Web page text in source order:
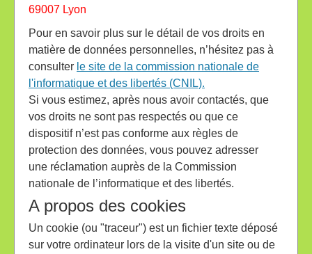
69007 Lyon
Pour en savoir plus sur le détail de vos droits en
matière de données personnelles, n’hésitez pas à
consulter le site de la commission nationale de
l'informatique et des libertés (CNIL).
Si vous estimez, après nous avoir contactés, que
vos droits ne sont pas respectés ou que ce
dispositif n’est pas conforme aux règles de
protection des données, vous pouvez adresser
une réclamation auprès de la Commission
nationale de l’informatique et des libertés.
A propos des cookies
Un cookie (ou "traceur") est un fichier texte déposé
sur votre ordinateur lors de la visite d'un site ou de